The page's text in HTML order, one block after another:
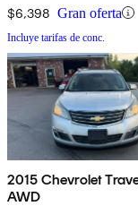
$6,398 Gran oferta
Incluye tarifas de conc.
2015 Chevrolet
AWD